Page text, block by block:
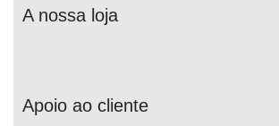
A nossa loja
Apoio ao cliente